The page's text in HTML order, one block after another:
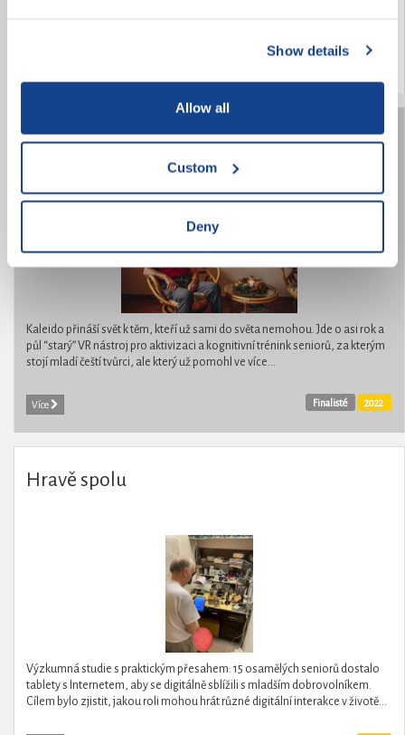
Show details
Allow all
Custom
Deny
Kaleido
Kaleido přináší svět k těm, kteří už sami do světa nemohou. Jde o asi rok a
půl “starý” VR nástroj pro aktivizaci a kognitivní trénink seniorů, za kterým
stojí mladí čeští tvůrci, ale který už pomohl ve více...
Více 2022
Finalisté
Hravě spolu
Výzkumná studie s praktickým přesahem: 15 osamělých seniorů dostalo
tablety s Internetem, aby se digitálně sblížili s mladším dobrovolníkem.
Cílem bylo zjistit, jakou roli mohou hrát různé digitální interakce v životě...